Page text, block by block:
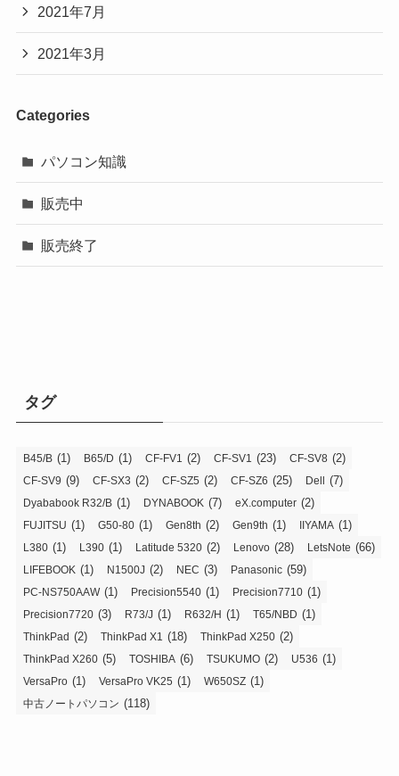
2021年7月
2021年3月
Categories
パソコン知識
販売中
販売終了
タグ
B45/B (1) B65/D (1) CF-FV1 (2) CF-SV1 (23) CF-SV8 (2)
CF-SV9 (9) CF-SX3 (2) CF-SZ5 (2) CF-SZ6 (25) Dell (7)
Dyababook R32/B (1) DYNABOOK (7) eX.computer (2)
FUJITSU (1) G50-80 (1) Gen8th (2) Gen9th (1) IIYAMA (1)
L380 (1) L390 (1) Latitude 5320 (2) Lenovo (28) LetsNote (66)
LIFEBOOK (1) N1500J (2) NEC (3) Panasonic (59)
PC-NS750AAW(1) Precision5540 (1) Precision7710 (1)
Precision7720 (3) R73/J (1) R632/H (1) T65/NBD (1)
ThinkPad (2) ThinkPad X1 (18) ThinkPad X250 (2)
ThinkPad X260 (5) TOSHIBA (6) TSUKUMO (2) U536 (1)
VersaPro (1) VersaPro VK25 (1) W650SZ (1)
中古ノートパソコン (118)